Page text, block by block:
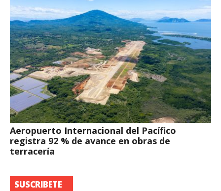
Aeropuerto Internacional del Pacífico
registra 92 % de avance en obras de
terracería
SUSCRIBETE